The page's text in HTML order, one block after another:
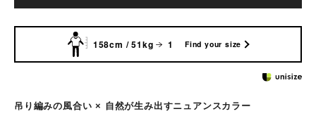
158cm / 51kg 1 Find your size
吊り編みの風合い × 自然が生み出すニュアンスカラー